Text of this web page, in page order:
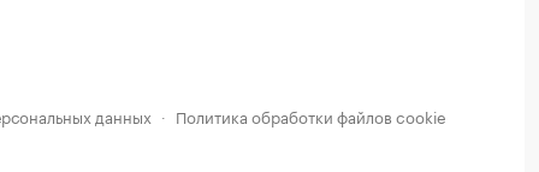
данных · Политика обработки файлов cookie